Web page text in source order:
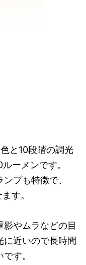
と10段階の調光
ーメンです。
プも特徴で、
す。
やムラなどの目
に近いので長時間
す。